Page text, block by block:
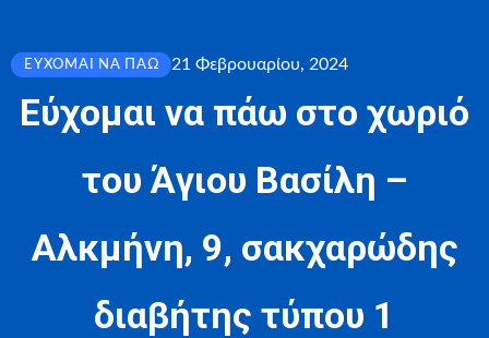
ΕΎΧΟΜΑΙ ΝΑ ΠΆΩ 21 Φεβρουαρίου, 2024
Εύχομαι να πάω στο χωριό
του Άγιου Βασίλη –
Αλκμήνη, 9, σακχαρώδης
διαβήτης τύπου 1